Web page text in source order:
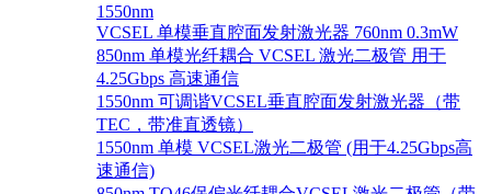
1550nm
VCSEL 单模垂直腔面发射激光器 760nm 0.3mW
850nm 单模光纤耦合 VCSEL 激光二极管 用于
4.25Gbps 高速通信
1550nm 可调谐VCSEL垂直腔面发射激光器（带
TEC，带准直透镜）
1550nm 单模 VCSEL激光二极管 (用于4.25Gbps高
速通信)